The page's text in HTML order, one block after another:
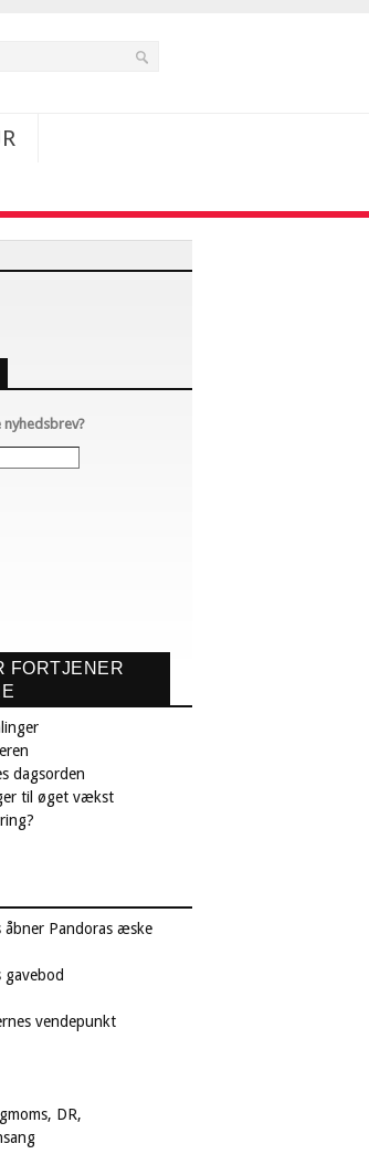
nyhedsbrev?
FORTJENER
dagsorden
til øget vækst
åbner Pandoras æske
gavebod
vendepunkt
DR,